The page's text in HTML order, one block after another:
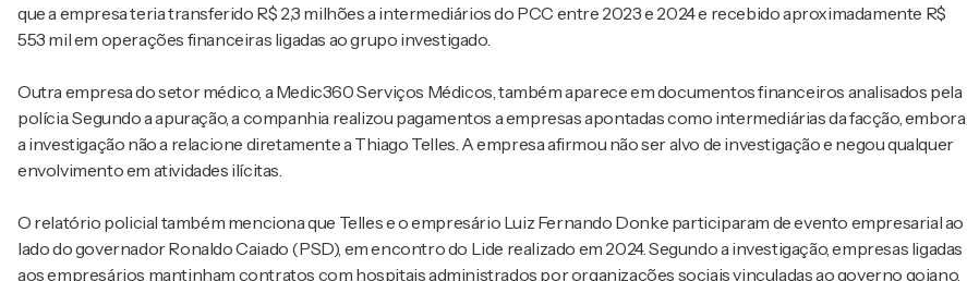
que a empresa teria transferido R$ 2,3 milhões a intermediários do PCC entre 2023 e 2024 e recebido aproximadamente R$
553 mil em operações financeiras ligadas ao grupo investigado.
Outra empresa do setor médico, a Medic360 Serviços Médicos, também aparece em documentos financeiros analisados pela
polícia. Segundo a apuração, a companhia realizou pagamentos a empresas apontadas como intermediárias da facção, embora
a investigação não a relacione diretamente a Thiago Telles. A empresa afirmou não ser alvo de investigação e negou qualquer
envolvimento em atividades ilícitas.
O relatório policial também menciona que Telles e o empresário Luiz Fernando Donke participaram de evento empresarial ao
lado do governador Ronaldo Caiado (PSD), em encontro do Lide realizado em 2024. Segundo a investigação, empresas ligadas
aos empresários mantinham contratos com hospitais administrados por organizações sociais vinculadas ao governo goiano.